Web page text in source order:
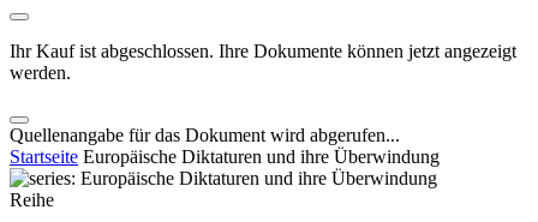
Ihr Kauf ist abgeschlossen. Ihre Dokumente können jetzt angezeigt
werden.
Quellenangabe für das Dokument wird abgerufen...
Startseite Europäische Diktaturen und ihre Überwindung
Reihe